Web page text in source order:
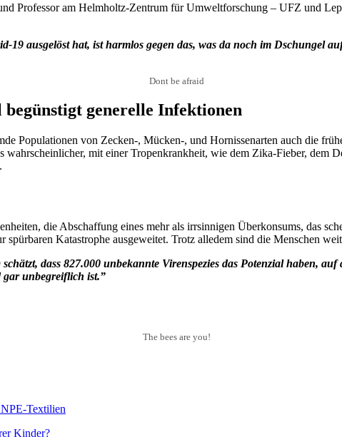
Professor am Helmholtz-Zentrum für Umweltforschung – UFZ und
ausgelöst hat, ist harmlos gegen das, was da noch im Dschungel
Dont be afraid
generelle Infektionen
Populationen von Zecken-, Mücken-, und Hornissenarten auch die
wahrscheinlicher, mit einer Tropenkrankheit, wie dem Zika-Fieber, dem
die Abschaffung eines mehr als irrsinnigen Überkonsums, das
Katastrophe ausgeweitet. Trotz alledem sind die Menschen
dass 827.000 unbekannte Virenspezies das Potenzial haben,
gar unbegreiflich ist.”
The bees are you!
Textilien
Kinder?